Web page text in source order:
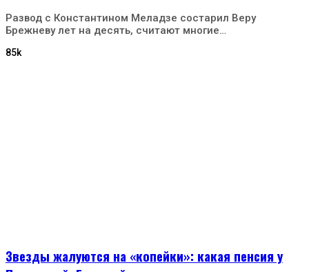
Развод с Константином Меладзе состарил Веру
Брежневу лет на десять, считают многие…
85k
Звезды жалуются на «копейки»: какая пенсия у